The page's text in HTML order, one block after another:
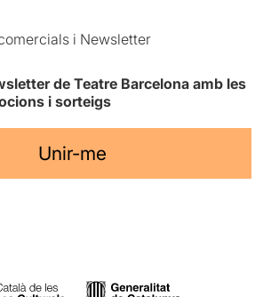
i Newsletter
de Teatre Barcelona amb les
i sorteigs
Unir-me